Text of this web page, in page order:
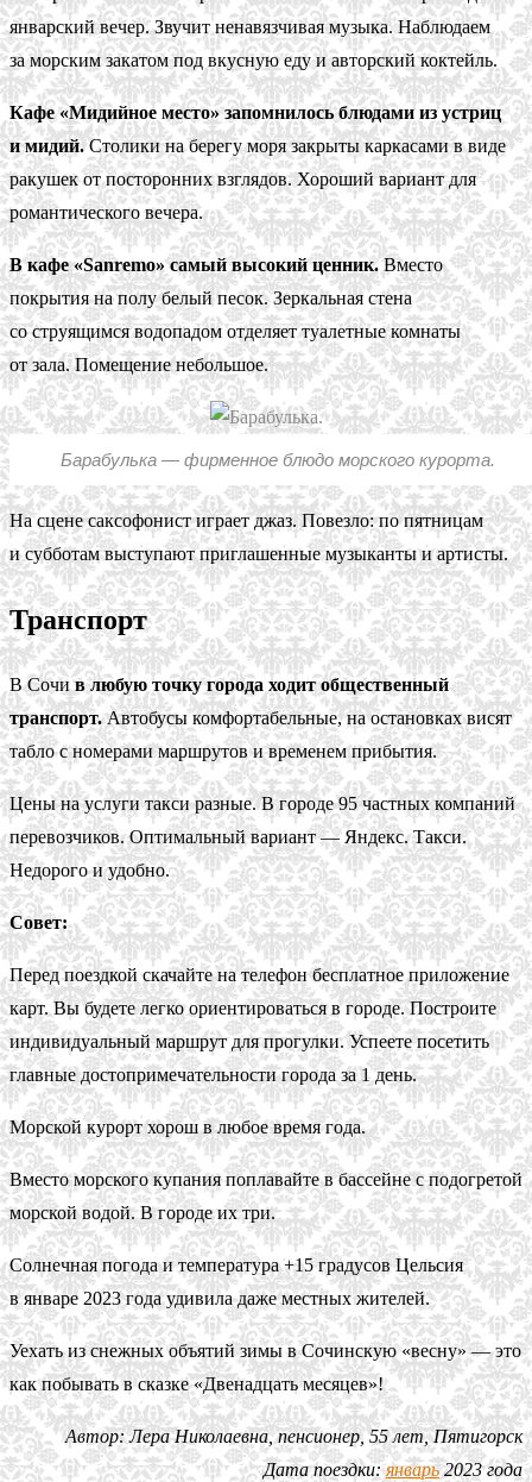
январский вечер. Звучит ненавязчивая музыка. Наблюдаем
за морским закатом под вкусную еду и авторский коктейль.
Кафе «Мидийное место» запомнилось блюдами из устриц
и мидий.Столики на берегу моря закрыты каркасами в виде
ракушек от посторонних взглядов. Хороший вариант для
романтического вечера.
В кафе «Sanremo» самый высокий ценник.Вместо
покрытия на полу белый песок. Зеркальная стена
со струящимся водопадом отделяет туалетные комнаты
от зала. Помещение небольшое.
Барабулька — фирменное блюдо морского курорта.
На сцене саксофонист играет джаз. Повезло: по пятницам
и субботам выступают приглашенные музыканты и артисты.
Транспорт
В Сочив любую точку города ходит общественный
транспорт.Автобусы комфортабельные, на остановках висят
табло с номерами маршрутов и временем прибытия.
Цены на услуги такси разные. В городе 95 частных компаний
перевозчиков. Оптимальный вариант — Яндекс. Такси.
Недорого и удобно.
Совет:
Перед поездкой скачайте на телефон бесплатное приложение
карт. Вы будете легко ориентироваться в городе. Построите
индивидуальный маршрут для прогулки. Успеете посетить
главные достопримечательности города за 1 день.
Морской курорт хорош в любое время года.
Вместо морского купания поплавайте в бассейне с подогретой
морской водой. В городе их три.
Солнечная погода и температура +15 градусов Цельсия
в январе 2023 года удивила даже местных жителей.
Уехать из снежных объятий зимы в Сочинскую «весну» — это
как побывать в сказке «Двенадцать месяцев»!
Автор: Лера Николаевна, пенсионер, 55 лет, Пятигорск
Дата поездки:январь2023 года